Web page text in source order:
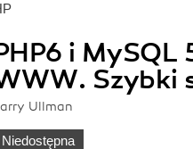
i
Szybki
Ullman
Niedostępna